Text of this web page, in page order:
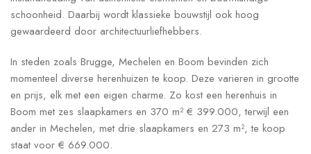
schoonheid. Daarbij wordt klassieke bouwstijl ook hoog
gewaardeerd door architectuurliefhebbers.
In steden zoals Brugge, Mechelen en Boom bevinden zich
momenteel diverse herenhuizen te koop. Deze varieren in grootte
en prijs, elk met een eigen charme. Zo kost een herenhuis in
Boom met zes slaapkamers en 370 m² € 399.000, terwijl een
ander in Mechelen, met drie slaapkamers en 273 m², te koop
staat voor € 669.000.